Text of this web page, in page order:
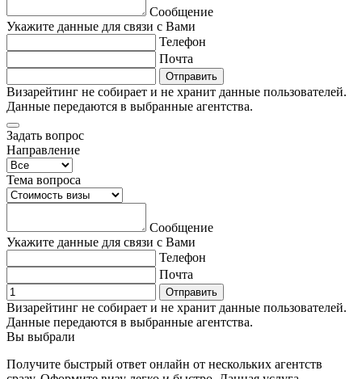
Сообщение
Укажите данные для связи с Вами
Телефон
Почта
Отправить
Визарейтинг не собирает и не хранит данные пользователей.
Данные передаются в выбранные агентства.
Задать вопрос
Направление
Тема вопроса
Сообщение
Укажите данные для связи с Вами
Телефон
Почта
Отправить
Визарейтинг не собирает и не хранит данные пользователей.
Данные передаются в выбранные агентства.
Вы выбрали
Получите быстрый ответ онлайн от нескольких агентств